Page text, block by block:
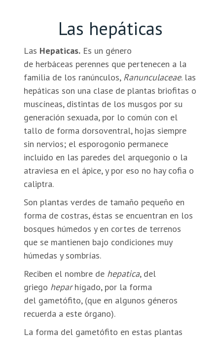
Las hepáticas
Las Hepaticas. Es un género
de herbáceas perennes que pertenecen a la
familia de los ranúnculos, Ranunculaceae. las
hepáticas son una clase de plantas briofitas o
muscíneas, distintas de los musgos por su
generación sexuada, por lo común con el
tallo de forma dorsoventral, hojas siempre
sin nervios; el esporogonio permanece
incluido en las paredes del arquegonio o la
atraviesa en el ápice, y por eso no hay cofia o
caliptra.
Son plantas verdes de tamaño pequeño en
forma de costras, éstas se encuentran en los
bosques húmedos y en cortes de terrenos
que se mantienen bajo condiciones muy
húmedas y sombrías.
Reciben el nombre de hepatica, del
griego heparhígado, por la forma
del gametófito, (que en algunos géneros
recuerda a este órgano).
La forma del gametófito en estas plantas